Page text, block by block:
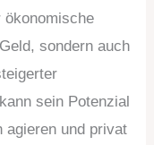
ökonomische
sondern auch
sein Potenzial
agieren und privat